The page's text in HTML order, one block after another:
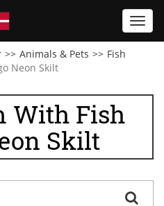
Animals & Pets
Fish
Neon Skilt
With Fish
Skilt